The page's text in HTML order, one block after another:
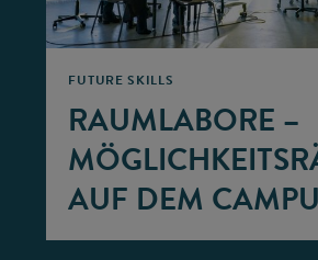
FUTURE SKILLS
RAUMLABORE –
AUF DEM